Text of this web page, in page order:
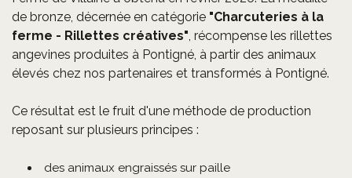
de bronze, décernée en catégorie "Charcuteries à la
ferme - Rillettes créatives", récompense les rillettes
angevines produites à Pontigné, à partir des animaux
élevés chez nos partenaires et transformés à Pontigné.
Ce résultat est le fruit d'une méthode de production
reposant sur plusieurs principes :
des animaux engraissés sur paille